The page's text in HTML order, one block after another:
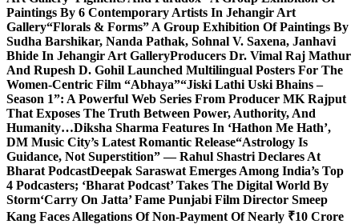
Paintings By 6 Contemporary Artists In Jehangir Art
Gallery“Florals & Forms” A Group Exhibition Of Paintings By
Sudha Barshikar, Nanda Pathak, Sohnal V. Saxena, Janhavi
Bhide In Jehangir Art GalleryProducers Dr. Vimal Raj Mathur
And Rupesh D. Gohil Launched Multilingual Posters For The
Women-Centric Film “Abhaya”“Jiski Lathi Uski Bhains –
Season 1”: A Powerful Web Series From Producer MK Rajput
That Exposes The Truth Between Power, Authority, And
Humanity…Diksha Sharma Features In ‘Hathon Me Hath’,
DM Music City’s Latest Romantic Release“Astrology Is
Guidance, Not Superstition” — Rahul Shastri Declares At
Bharat PodcastDeepak Saraswat Emerges Among India’s Top
4 Podcasters; ‘Bharat Podcast’ Takes The Digital World By
Storm‘Carry On Jatta’ Fame Punjabi Film Director Smeep
Kang Faces Allegations Of Non-Payment Of Nearly ₹10 Crore